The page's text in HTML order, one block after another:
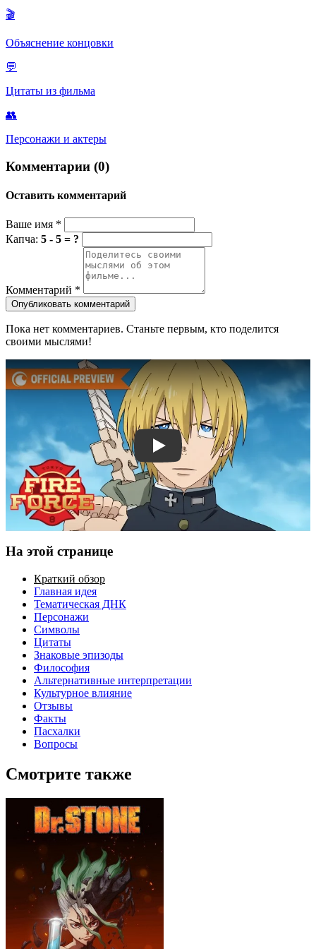
🎬
Объяснение концовки
💬
Цитаты из фильма
👥
Персонажи и актеры
Комментарии (0)
Оставить комментарий
Ваше имя *
Капча: 5 - 5 = ?
Комментарий *
Опубликовать комментарий
Пока нет комментариев. Станьте первым, кто поделится
своими мыслями!
Смотреть трейлер
На этой странице
Краткий обзор
Главная идея
Тематическая ДНК
Персонажи
Символы
Цитаты
Знаковые эпизоды
Философия
Альтернативные интерпретации
Культурное влияние
Отзывы
Факты
Пасхалки
Вопросы
Смотрите также